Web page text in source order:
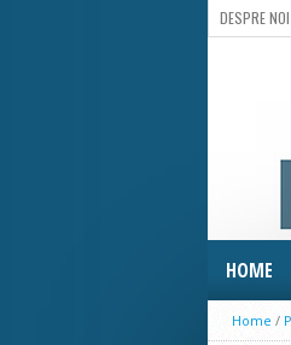
DESPRE NOI
HOME
Home /